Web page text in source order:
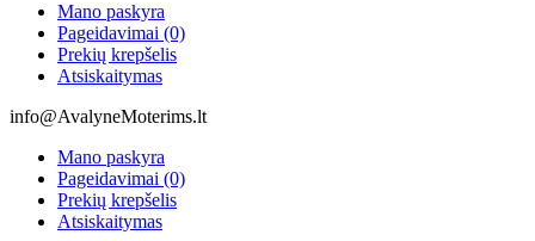
Mano paskyra
Pageidavimai (0)
Prekių krepšelis
Atsiskaitymas
info@AvalyneMoterims.lt
Mano paskyra
Pageidavimai (0)
Prekių krepšelis
Atsiskaitymas